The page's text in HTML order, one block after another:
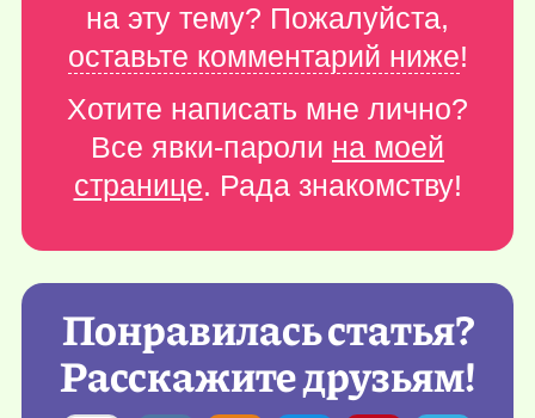
на эту тему? Пожалуйста,
оставьте комментарий ниже!
Хотите написать мне лично?
Все явки-пароли на моей
странице. Рада знакомству!
Понравилась статья?
Расскажите друзьям!